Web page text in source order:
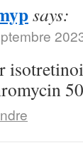
says: